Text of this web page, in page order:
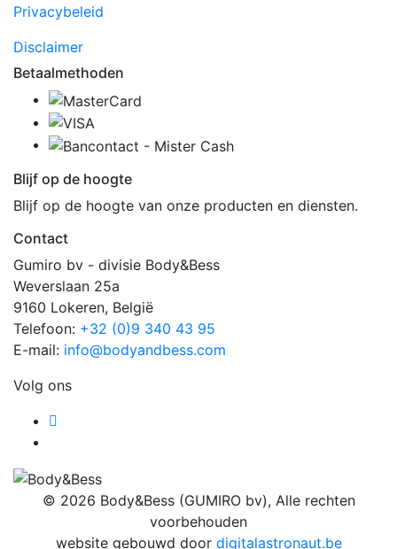
Privacybeleid
Disclaimer
Betaalmethoden
Blijf op de hoogte
Blijf op de hoogte van onze producten en diensten.
Contact
Gumiro bv - divisie Body&Bess
Weverslaan 25a
9160 Lokeren, België
Telefoon: +32 (0)9 340 43 95
E-mail: info@bodyandbess.com
Volg ons
© 2026 Body&Bess (GUMIRO bv), Alle rechten
voorbehouden
website gebouwd door digitalastronaut.be